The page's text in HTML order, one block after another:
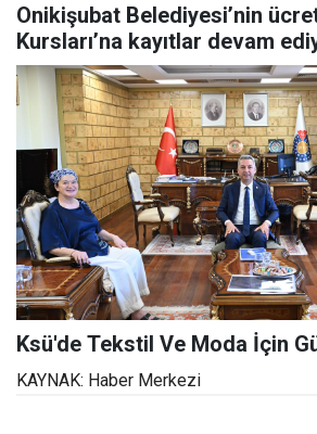
Onikişubat Belediyesi’nin
Kursları’na kayıtlar devam
Ksü'de Tekstil Ve Moda İçin
KAYNAK: Haber Merkezi